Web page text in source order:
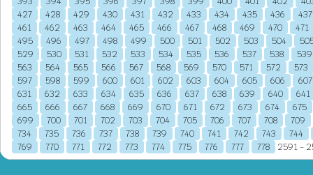
427
428 429 430 431 432 433 434 435 436
437
461
462 463 464 465 466 467 468 469 470
471
495
496 497 498 499 500 501 502 503 504
529
530 531 532 533 534 535 536 537 538
539
563
564 565 566 567 568 569 570 571 572
573
597
598 599 600 601 602 603 604 605 606
607
631
632 633 634 635 636 637 638 639 640
641
665
666 667 668 669 670 671 672 673 674
675
699
700 701 702 703 704 705 706 707 708
709
734
735 736 737 738 739 740 741 742 743
744
769
770 771 772 773 774 775 776 777 778 2591 -